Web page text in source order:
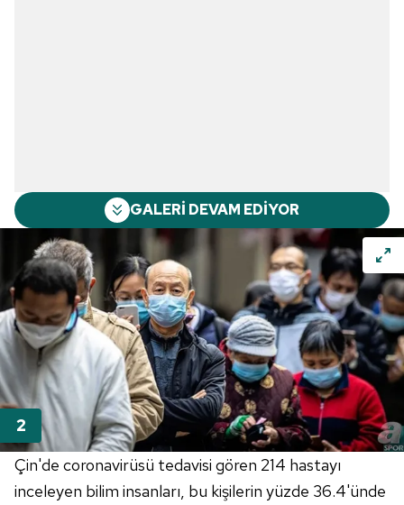
GALERİ DEVAM EDİYOR
Çin'de coronavirüsü tedavisi gören 214 hastayı
inceleyen bilim insanları, bu kişilerin yüzde 36.4'ünde